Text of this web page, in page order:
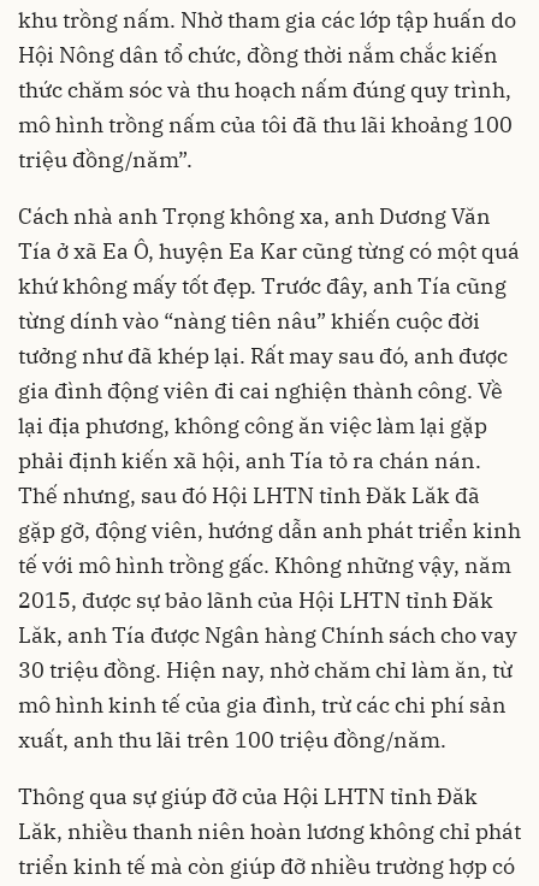
khu trồng nấm. Nhờ tham gia các lớp tập huấn do
Hội Nông dân tổ chức, đồng thời nắm chắc kiến
thức chăm sóc và thu hoạch nấm đúng quy trình,
mô hình trồng nấm của tôi đã thu lãi khoảng 100
triệu đồng/năm”.
Cách nhà anh Trọng không xa, anh Dương Văn
Tía ở xã Ea Ô, huyện Ea Kar cũng từng có một quá
khứ không mấy tốt đẹp. Trước đây, anh Tía cũng
từng dính vào “nàng tiên nâu” khiến cuộc đời
tưởng như đã khép lại. Rất may sau đó, anh được
gia đình động viên đi cai nghiện thành công. Về
lại địa phương, không công ăn việc làm lại gặp
phải định kiến xã hội, anh Tía tỏ ra chán nán.
Thế nhưng, sau đó Hội LHTN tỉnh Đăk Lăk đã
gặp gỡ, động viên, hướng dẫn anh phát triển kinh
tế với mô hình trồng gấc. Không những vậy, năm
2015, được sự bảo lãnh của Hội LHTN tỉnh Đăk
Lăk, anh Tía được Ngân hàng Chính sách cho vay
30 triệu đồng. Hiện nay, nhờ chăm chỉ làm ăn, từ
mô hình kinh tế của gia đình, trừ các chi phí sản
xuất, anh thu lãi trên 100 triệu đồng/năm.
Thông qua sự giúp đỡ của Hội LHTN tỉnh Đăk
Lăk, nhiều thanh niên hoàn lương không chỉ phát
triển kinh tế mà còn giúp đỡ nhiều trường hợp có